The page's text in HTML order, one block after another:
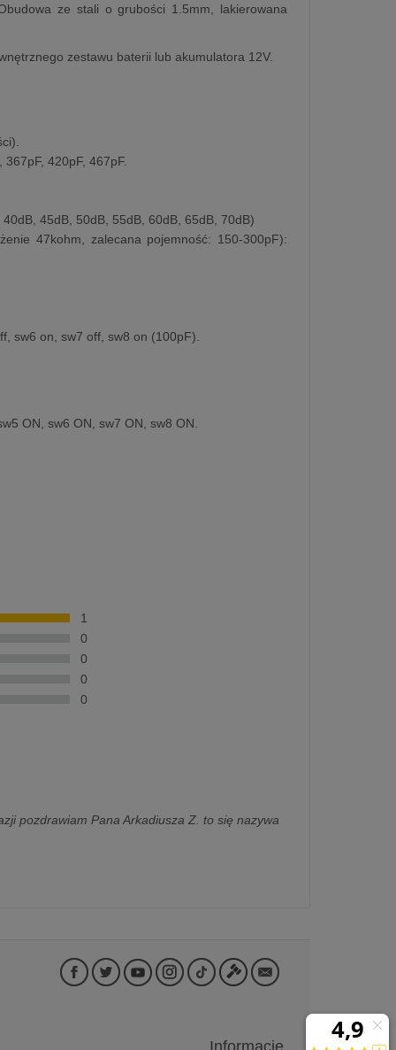
ze stali o grubości 1.5mm, lakierowana
zestawu baterii lub akumulatora 12V.
420pF, 467pF.
45dB, 50dB, 55dB, 60dB, 65dB, 70dB)
47kohm, zalecana pojemność: 150-300pF):
sw6 on, sw7 off, sw8 on (100pF).
ON, sw6 ON, sw7 ON, sw8 ON.
1
0
0
0
0
pozdrawiam Pana Arkadiusza Z. to się nazywa
Informacje